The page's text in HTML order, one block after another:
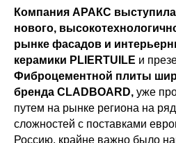
Компания АРАКС выступила
нового,
рынке фасадов и
керамики PLIERTUILE и
Фиброцементной плиты
бренда CLADBOARD, уже
путем на рынке региона на
сложностей с поставками
Россию, крайне важно было